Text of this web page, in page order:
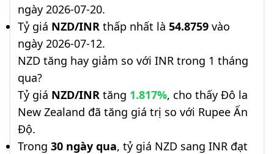
ngày 2026-07-20.
Tỷ giá NZD/INR thấp nhất là 54.8759 vào
ngày 2026-07-12.
NZD tăng hay giảm so với INR trong 1 tháng
qua?
Tỷ giá NZD/INR tăng 1.817%, cho thấy Đô la
New Zealand đã tăng giá trị so với Rupee Ấn
Độ.
Trong 30 ngày qua, tỷ giá NZD sang INR đạt